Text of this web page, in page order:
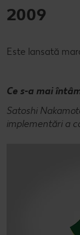
2009
Este lansată
Ce s-a mai
Satoshi
implementări a